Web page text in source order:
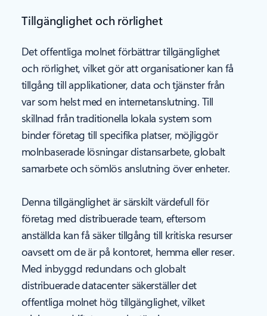
Tillgänglighet och rörlighet
Det offentliga molnet förbättrar tillgänglighet
och rörlighet, vilket gör att organisationer kan få
tillgång till applikationer, data och tjänster från
var som helst med en internetanslutning. Till
skillnad från traditionella lokala system som
binder företag till specifika platser, möjliggör
molnbaserade lösningar distansarbete, globalt
samarbete och sömlös anslutning över enheter.
Denna tillgänglighet är särskilt värdefull för
företag med distribuerade team, eftersom
anställda kan få säker tillgång till kritiska resurser
oavsett om de är på kontoret, hemma eller reser.
Med inbyggd redundans och globalt
distribuerade datacenter säkerställer det
offentliga molnet hög tillgänglighet, vilket